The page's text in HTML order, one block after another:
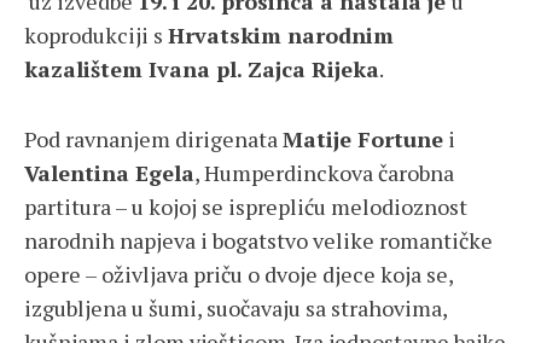
koprodukciji s Hrvatskim narodnim
kazalištem Ivana pl. Zajca Rijeka.
Pod ravnanjem dirigenataMatije Fortune i
Valentina Egela, Humperdinckova čarobna
partitura – u kojoj se isprepliću melodioznost
narodnih napjeva i bogatstvo velike romantičke
opere – oživljava priču o dvoje djece koja se,
izgubljena u šumi, suočavaju sa strahovima,